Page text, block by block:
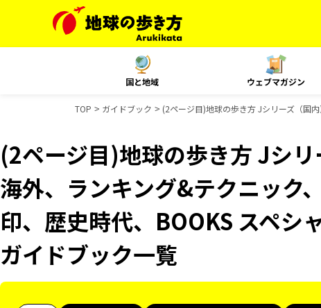
国と地域 ウェブマガジン
TOP ガイドブック (2ページ目)地球の歩き方 Jシリーズ（国
(2ページ目)地球の歩き方 Jシ
海外、ランキング&テクニック
印、歴史時代、BOOKS スペシ
ガイドブック一覧